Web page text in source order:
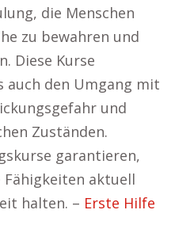
die Menschen
zu bewahren und
Diese Kurse
auch den Umgang mit
und
Zuständen.
garantieren,
aktuell
halten. – Erste Hilfe